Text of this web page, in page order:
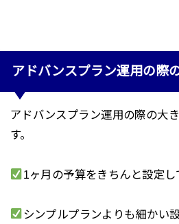
アドバンスプラン運用の際
アドバンスプラン運用の際の大
す。
1ヶ月の予算をきちんと設定し
シンプルプランよりも細かい